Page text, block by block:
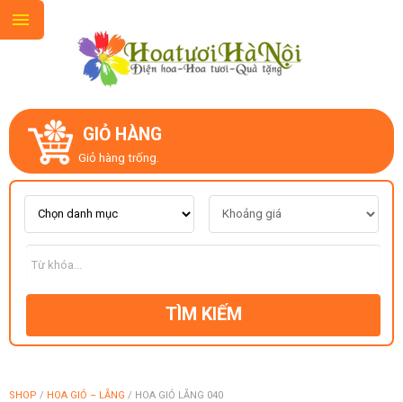
GIỎ HÀNG
Giỏ hàng trống.
TÌM KIẾM
SHOP / HOA GIỎ – LẴNG / HOA GIỎ LẴNG 040
GIỚI THIỆU
LIÊN HỆ
MẪU HOA MỚI
CHỦ ĐỀ